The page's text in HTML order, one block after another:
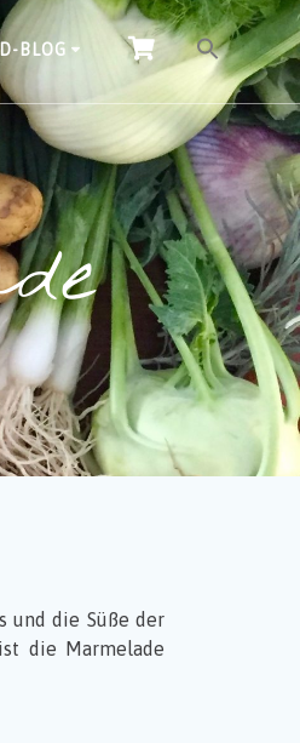
BLOG
und die Süße der
die Marmelade